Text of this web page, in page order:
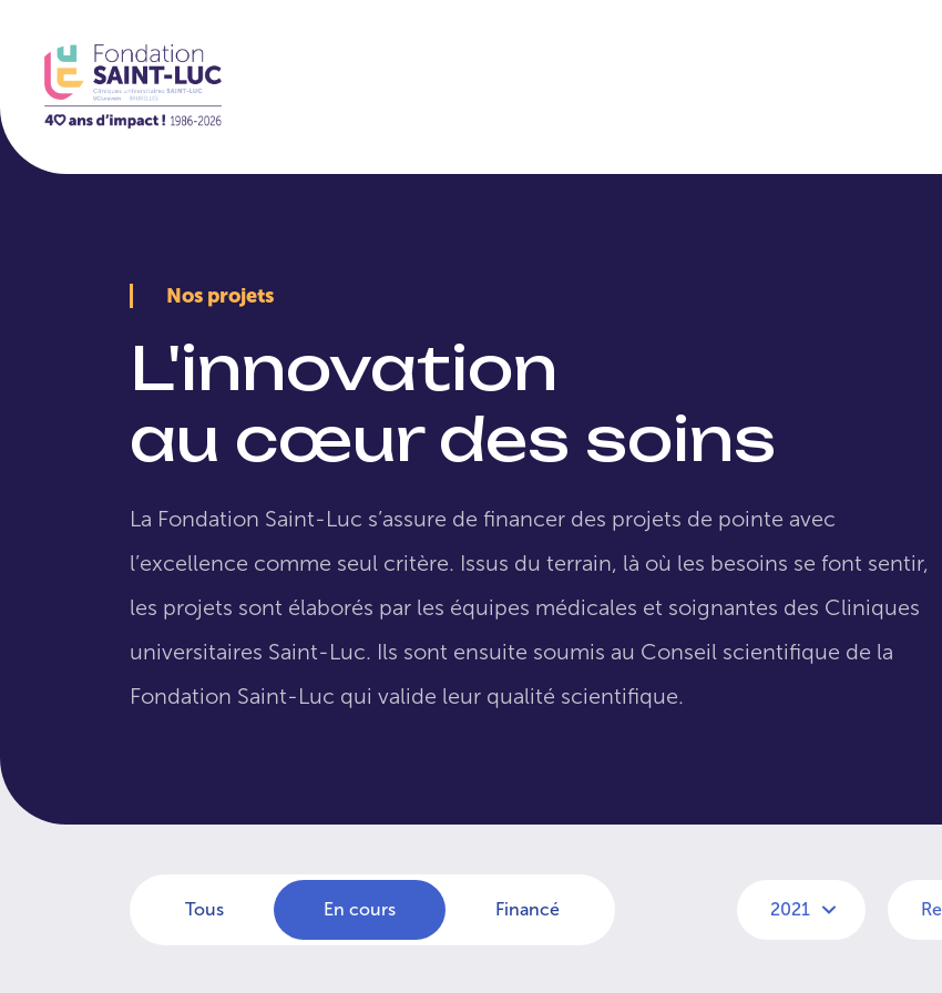
Nos projets
L'innovation
au cœur des soins
La Fondation Saint-Luc s’assure de financer des projets de pointe avec
l’excellence comme seul critère. Issus du terrain, là où les besoins se font sentir,
les projets sont élaborés par les équipes médicales et soignantes des Cliniques
universitaires Saint-Luc. Ils sont ensuite soumis au Conseil scientifique de la
Fondation Saint-Luc qui valide leur qualité scientifique.
Tous En cours Financé 2021